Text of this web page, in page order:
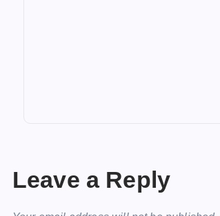
Leave a Reply